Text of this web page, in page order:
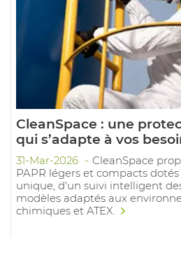
CleanSpace : une
qui s’adapte à vos
31-Mar-2026
CleanSpace
PAPR légers et compacts
unique, d'un suivi intelligent
modèles adaptés aux
chimiques et ATEX.